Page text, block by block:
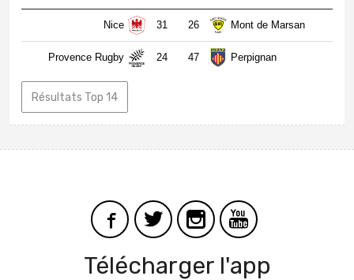
Nice 31 26 Mont de Marsan
Provence Rugby 24 47 Perpignan
Résultats Top 14
Télécharger l'app